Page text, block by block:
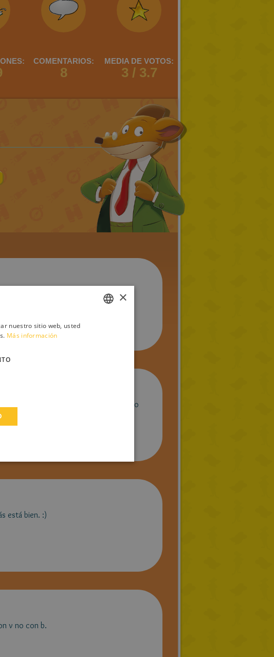
COMENTARIOS:
8
MEDIA DE VOTOS:
3 / 3.7
peti quiero ser tu amiga yo te la mando
está bien. :)
v no con b.
TURKISH
×
nuestro sitio web, usted
Más información